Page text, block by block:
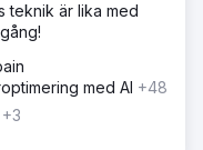
teknik är lika med
med AI +48
+3